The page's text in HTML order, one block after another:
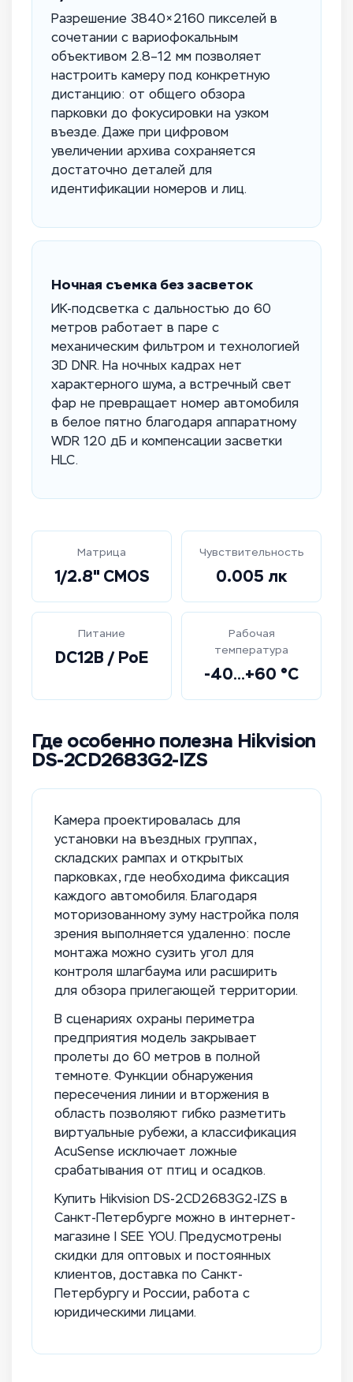
Разрешение 3840×2160 пикселей в
сочетании с вариофокальным
объективом 2.8–12 мм позволяет
настроить камеру под конкретную
дистанцию: от общего обзора
парковки до фокусировки на узком
въезде. Даже при цифровом
увеличении архива сохраняется
достаточно деталей для
идентификации номеров и лиц.
Ночная съемка без засветок
ИК-подсветка с дальностью до 60
метров работает в паре с
механическим фильтром и технологией
3D DNR. На ночных кадрах нет
характерного шума, а встречный свет
фар не превращает номер автомобиля
в белое пятно благодаря аппаратному
WDR 120 дБ и компенсации засветки
HLC.
Матрица
1/2.8" CMOS
Чувствительность
0.005 лк
Питание
DC12В / PoE
Рабочая
температура
-40…+60 °C
Где особенно полезна Hikvision
DS-2CD2683G2-IZS
Камера проектировалась для
установки на въездных группах,
складских рампах и открытых
парковках, где необходима фиксация
каждого автомобиля. Благодаря
моторизованному зуму настройка поля
зрения выполняется удаленно: после
монтажа можно сузить угол для
контроля шлагбаума или расширить
для обзора прилегающей территории.
В сценариях охраны периметра
предприятия модель закрывает
пролеты до 60 метров в полной
темноте. Функции обнаружения
пересечения линии и вторжения в
область позволяют гибко разметить
виртуальные рубежи, а классификация
AcuSense исключает ложные
срабатывания от птиц и осадков.
Купить Hikvision DS-2CD2683G2-IZS в
Санкт-Петербурге можно в интернет-
магазине I SEE YOU. Предусмотрены
скидки для оптовых и постоянных
клиентов, доставка по Санкт-
Петербургу и России, работа с
юридическими лицами.